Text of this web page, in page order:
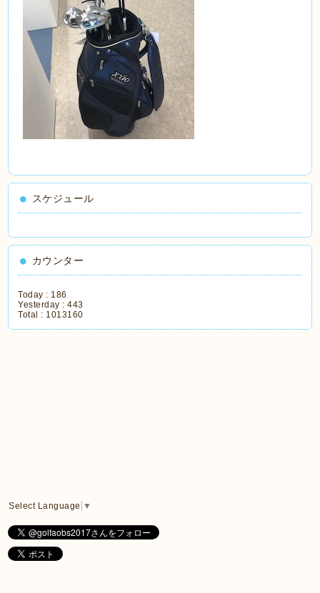
スケジュール
カウンター
Today : 186
Yesterday :443
Total : 1013160
Select Language ▼